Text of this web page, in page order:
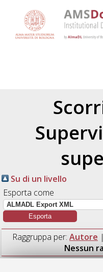
Su di un livello
Esporta come
Raggruppa per: Autore |
Nessun